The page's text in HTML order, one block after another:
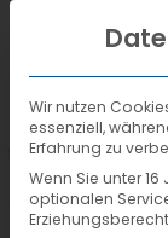
Wir nutzen
essenziell,
Erfahrung zu
Wenn Sie unter
optionalen